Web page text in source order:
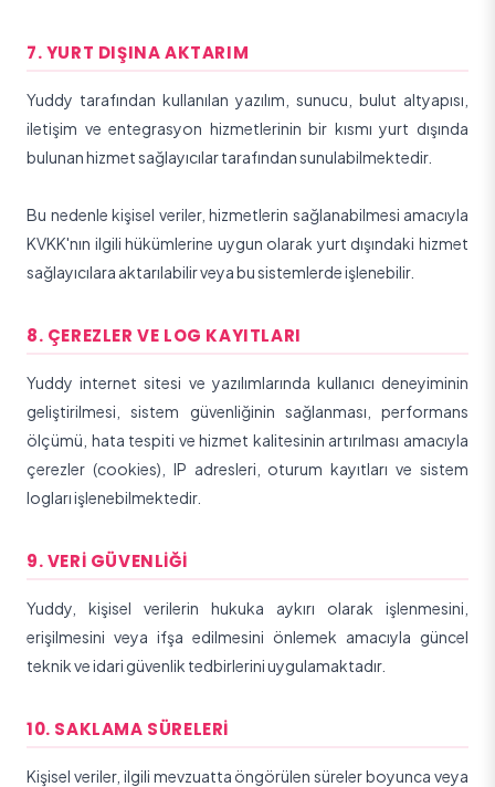
7. YURT DIŞINA AKTARIM
Yuddy tarafından kullanılan yazılım, sunucu, bulut altyapısı,
iletişim ve entegrasyon hizmetlerinin bir kısmı yurt dışında
bulunan hizmet sağlayıcılar tarafından sunulabilmektedir.
Bu nedenle kişisel veriler, hizmetlerin sağlanabilmesi amacıyla
KVKK'nın ilgili hükümlerine uygun olarak yurt dışındaki hizmet
sağlayıcılara aktarılabilir veya bu sistemlerde işlenebilir.
8. ÇEREZLER VE LOG KAYITLARI
Yuddy internet sitesi ve yazılımlarında kullanıcı deneyiminin
geliştirilmesi, sistem güvenliğinin sağlanması, performans
ölçümü, hata tespiti ve hizmet kalitesinin artırılması amacıyla
çerezler (cookies), IP adresleri, oturum kayıtları ve sistem
logları işlenebilmektedir.
9. VERI GÜVENLIĞI
Yuddy, kişisel verilerin hukuka aykırı olarak işlenmesini,
erişilmesini veya ifşa edilmesini önlemek amacıyla güncel
teknik ve idari güvenlik tedbirlerini uygulamaktadır.
10. SAKLAMA SÜRELERI
Kişisel veriler, ilgili mevzuatta öngörülen süreler boyunca veya